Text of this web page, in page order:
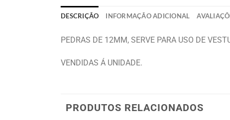
DESCRIÇÃO INFORMAÇÃO ADICIONAL
PEDRAS DE 12MM, SERVE PARA USO DE
VENDIDAS Á UNIDADE.
PRODUTOS RELACIONADOS